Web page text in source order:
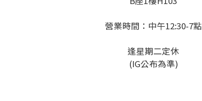
營業時間：中午12:30-7點
逢星期二定休
(IG公布為準)